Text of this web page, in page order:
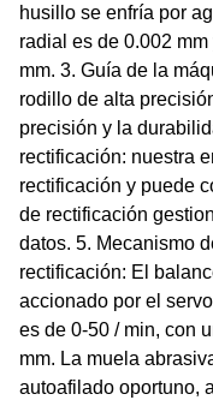
husillo se enfría por
radial es de 0.002
mm. 3. Guía de la
rodillo de alta
precisión y la
rectificación: nuestra
rectificación y puede
de rectificación
datos. 5. Mecanismo
rectificación: El
accionado por el
es de 0-50 / min, con
mm. La muela
autoafilado oportuno,